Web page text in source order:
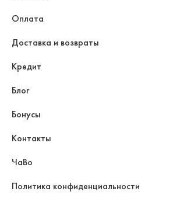
Оплата
Доставка и возвраты
Кредит
Блог
Бонусы
Контакты
ЧаВо
Политика конфиденциальности